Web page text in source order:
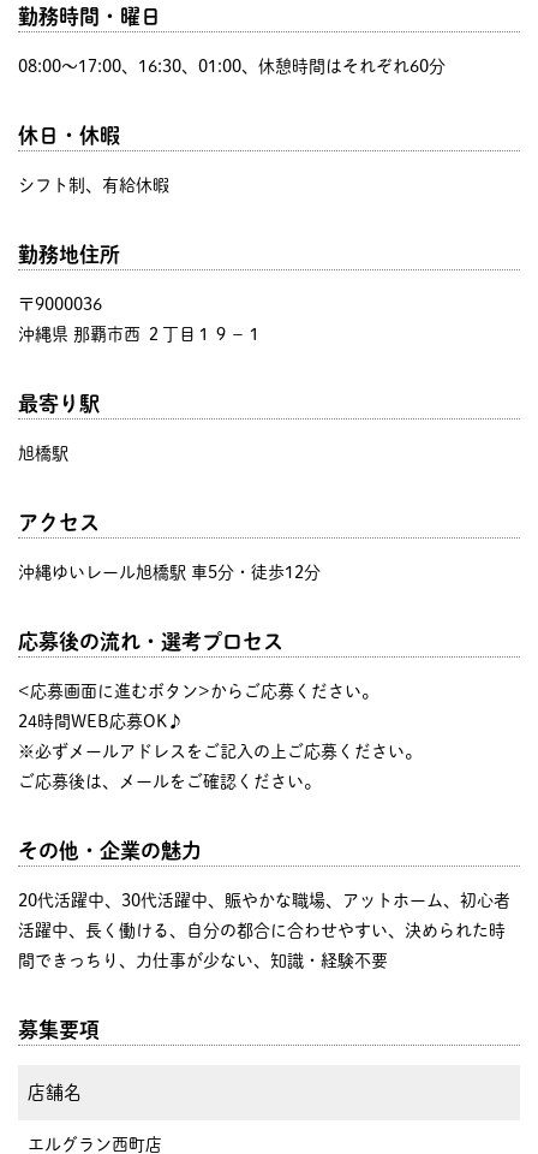
勤務時間・曜日
08:00〜17:00、16:30、01:00、休憩時間はそれぞれ60分
休日・休暇
シフト制、有給休暇
勤務地住所
〒9000036
沖縄県 那覇市西 ２丁目１９−１
最寄り駅
旭橋駅
アクセス
沖縄ゆいレール旭橋駅 車5分・徒歩12分
応募後の流れ・選考プロセス
<応募画面に進むボタン>からご応募ください。
24時間WEB応募OK♪
※必ずメールアドレスをご記入の上ご応募ください。
ご応募後は、メールをご確認ください。
その他・企業の魅力
20代活躍中、30代活躍中、賑やかな職場、アットホーム、初心者
活躍中、長く働ける、自分の都合に合わせやすい、決められた時
間できっちり、力仕事が少ない、知識・経験不要
募集要項
店舗名
エルグラン西町店